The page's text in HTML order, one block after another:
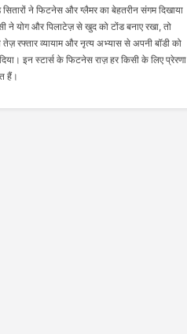
सितारों ने फिटनेस और ग्लैमर का बेहतरीन संगम दिखाया
ने योग और पिलाटेज़ से खुद को टोंड बनाए रखा, तो
तेज़ रफ्तार व्यायाम और नृत्य अभ्यास से अपनी बॉडी को
इन स्टार्स के फिटनेस राज़ हर किसी के लिए प्रेरणा
हैं।